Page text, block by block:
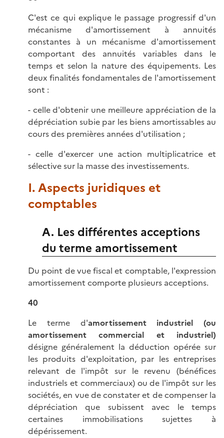
C'est ce qui explique le passage progressif d'un
mécanisme d'amortissement à annuités
constantes à un mécanisme d'amortissement
comportant des annuités variables dans le
temps et selon la nature des équipements. Les
deux finalités fondamentales de l'amortissement
sont :
- celle d'obtenir une meilleure appréciation de la
dépréciation subie par les biens amortissables au
cours des premières années d'utilisation ;
- celle d'exercer une action multiplicatrice et
sélective sur la masse des investissements.
I. Aspects juridiques et
comptables
A. Les différentes acceptions
du terme amortissement
Du point de vue fiscal et comptable, l'expression
amortissement comporte plusieurs acceptions.
40
Le terme d'amortissement industriel (ou
amortissement commercial et industriel)
désigne généralement la déduction opérée sur
les produits d'exploitation, par les entreprises
relevant de l'impôt sur le revenu (bénéfices
industriels et commerciaux) ou de l'impôt sur les
sociétés, en vue de constater et de compenser la
dépréciation que subissent avec le temps
certaines immobilisations sujettes à
dépérissement.